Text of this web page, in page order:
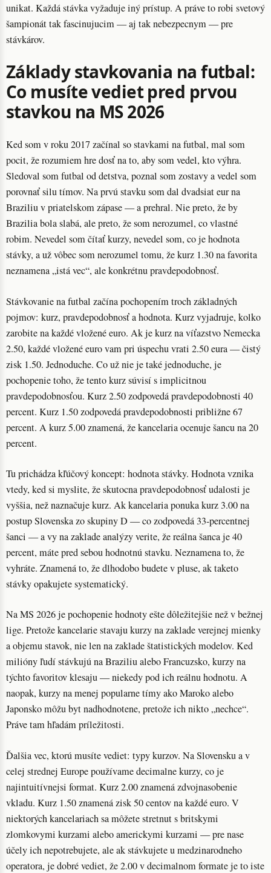
unikat. Každá stávka vyžaduje iný prístup. A práve to robi svetový
šampionát tak fascinujucim — aj tak nebezpecnym — pre
stávkárov.
Základy stavkovania na futbal:
Co musíte vediet pred prvou
stavkou na MS 2026
Ked som v roku 2017 začínal so stavkami na futbal, mal som
pocit, že rozumiem hre dosť na to, aby som vedel, kto výhra.
Sledoval som futbal od detstva, poznal som zostavy a vedel som
porovnať silu tímov. Na prvú stavku som dal dvadsiat eur na
Braziliu v priatelskom zápase — a prehral. Nie preto, že by
Brazilia bola slabá, ale preto, že som nerozumel, co vlastné
robim. Nevedel som čítať kurzy, nevedel som, co je hodnota
stávky, a už vôbec som nerozumel tomu, že kurz 1.30 na favorita
neznamena „istá vec“, ale konkrétnu pravdepodobnosť.
Stávkovanie na futbal začína pochopením troch základných
pojmov: kurz, pravdepodobnosť a hodnota. Kurz vyjadruje, kolko
zarobite na každé vložené euro. Ak je kurz na víťazstvo Nemecka
2.50, každé vložené euro vam pri úspechu vrati 2.50 eura — čistý
zisk 1.50. Jednoduche. Co už nie je také jednoduche, je
pochopenie toho, že tento kurz súvisí s implicitnou
pravdepodobnosťou. Kurz 2.50 zodpovedá pravdepodobnosti 40
percent. Kurz 1.50 zodpovedá pravdepodobnosti približne 67
percent. A kurz 5.00 znamená, že kancelaria ocenuje šancu na 20
percent.
Tu prichádza kľúčový koncept: hodnota stávky. Hodnota vznika
vtedy, ked si myslite, že skutocna pravdepodobnosť udalosti je
vyššia, než naznačuje kurz. Ak kancelaria ponuka kurz 3.00 na
postup Slovenska zo skupiny D — co zodpovedá 33-percentnej
šanci — a vy na zaklade analýzy verite, že reálna šanca je 40
percent, máte pred sebou hodnotnú stavku. Neznamena to, že
vyhráte. Znamená to, že dlhodobo budete v pluse, ak taketo
stávky opakujete systematický.
Na MS 2026 je pochopenie hodnoty ešte dôležitejšie než v bežnej
lige. Pretože kancelarie stavaju kurzy na zaklade verejnej mienky
a objemu stavok, nie len na zaklade štatistických modelov. Ked
milióny ľudí stávkujú na Braziliu alebo Francuzsko, kurzy na
týchto favoritov klesaju — niekedy pod ich reálnu hodnotu. A
naopak, kurzy na menej popularne tímy ako Maroko alebo
Japonsko môžu byt nadhodnotene, pretože ich nikto „nechce“.
Práve tam hľadám príležitosti.
Ďalšia vec, ktorú musíte vediet: typy kurzov. Na Slovensku a v
celej strednej Europe používame decimalne kurzy, co je
najintuitívnejsi format. Kurz 2.00 znamená zdvojnasobenie
vkladu. Kurz 1.50 znamená zisk 50 centov na každé euro. V
niektorých kancelariach sa môžete stretnut s britskymi
zlomkovymi kurzami alebo americkymi kurzami — pre nase
účely ich nepotrebujete, ale ak stávkujete u medzinarodneho
operatora, je dobré vediet, že 2.00 v decimalnom formate je to iste